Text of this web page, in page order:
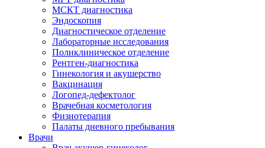
МСКТ диагностика
Эндоскопия
Диагностическое отделение
Лабораторные исследования
Поликлиническое отделение
Рентген-диагностика
Гинекология и акушерство
Вакцинация
Логопед-дефектолог
Врачебная косметология
Физиотерапия
Палаты дневного пребывания
Врачи